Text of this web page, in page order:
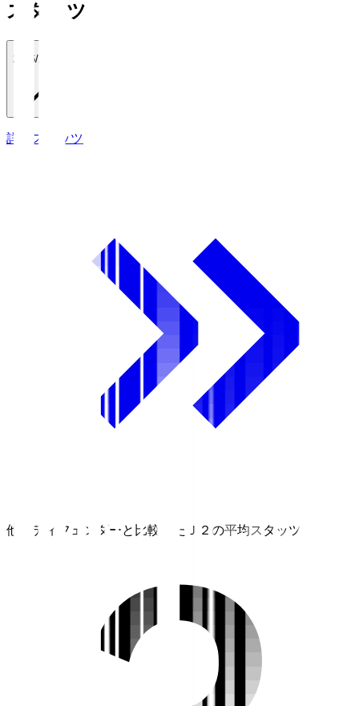
スタッツ
2026/27
詳細スタッツ
他のディフェンダーと比較したＪ２の平均スタッツ